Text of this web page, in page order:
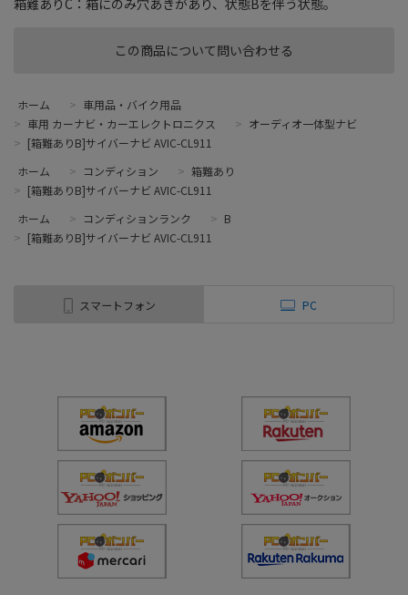
この商品について問い合わせる
ホーム > 車用品・バイク用品
> 車用 カーナビ・カーエレクトロニクス > オーディオ一体型ナビ
> [箱難ありB]サイバーナビ AVIC-CL911
ホーム
> コンディション > 箱難あり
> [箱難ありB]サイバーナビ AVIC-CL911
ホーム
> コンディションランク > B
> [箱難ありB]サイバーナビ AVIC-CL911
スマートフォン PC